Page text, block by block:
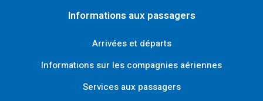
Informations aux passagers
Arrivées et départs
Informations sur les compagnies aériennes
Services aux passagers